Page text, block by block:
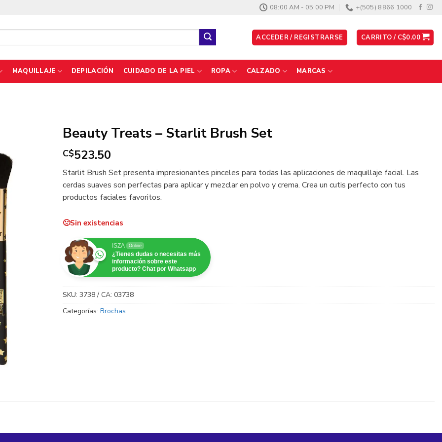
08:00 AM - 05:00 PM +(505) 8866 1000
ACCEDER / REGISTRARSE CARRITO / C$0.00
MAQUILLAJE DEPILACIÓN CUIDADO DE LA PIEL ROPA CALZADO MARCAS
Beauty Treats – Starlit Brush Set
C$523.50
Starlit Brush Set presenta impresionantes pinceles para todas las aplicaciones de maquillaje facial. Las
cerdas suaves son perfectas para aplicar y mezclar en polvo y crema. Crea un cutis perfecto con tus
productos faciales favoritos.
Sin existencias
ISZA Online
¿Tienes dudas o necesitas más
información sobre este
producto? Chat por Whatsapp
SKU: 3738 / CA: 03738
Categorías: Brochas